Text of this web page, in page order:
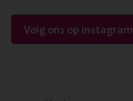
Volg ons op instagram